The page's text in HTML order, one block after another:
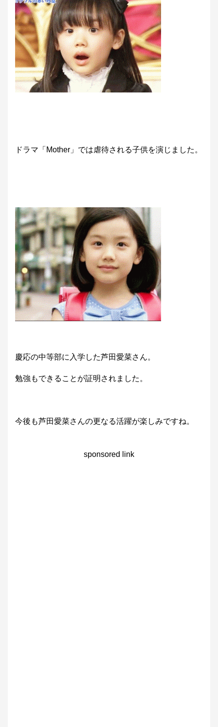
ドラマ「Mother」では虐待される子供を演じました。
慶応の中等部に入学した芦田愛菜さん。
勉強もできることが証明されました。
今後も芦田愛菜さんの更なる活躍が楽しみですね。
sponsored link